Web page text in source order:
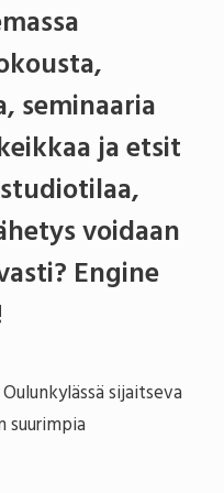
seminaaria
ja etsit
voidaan
Engine
sijaitseva
suurimpia